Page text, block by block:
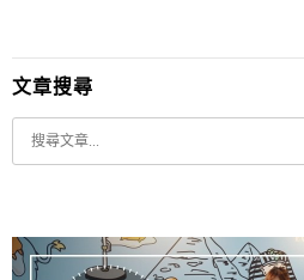
文章搜尋